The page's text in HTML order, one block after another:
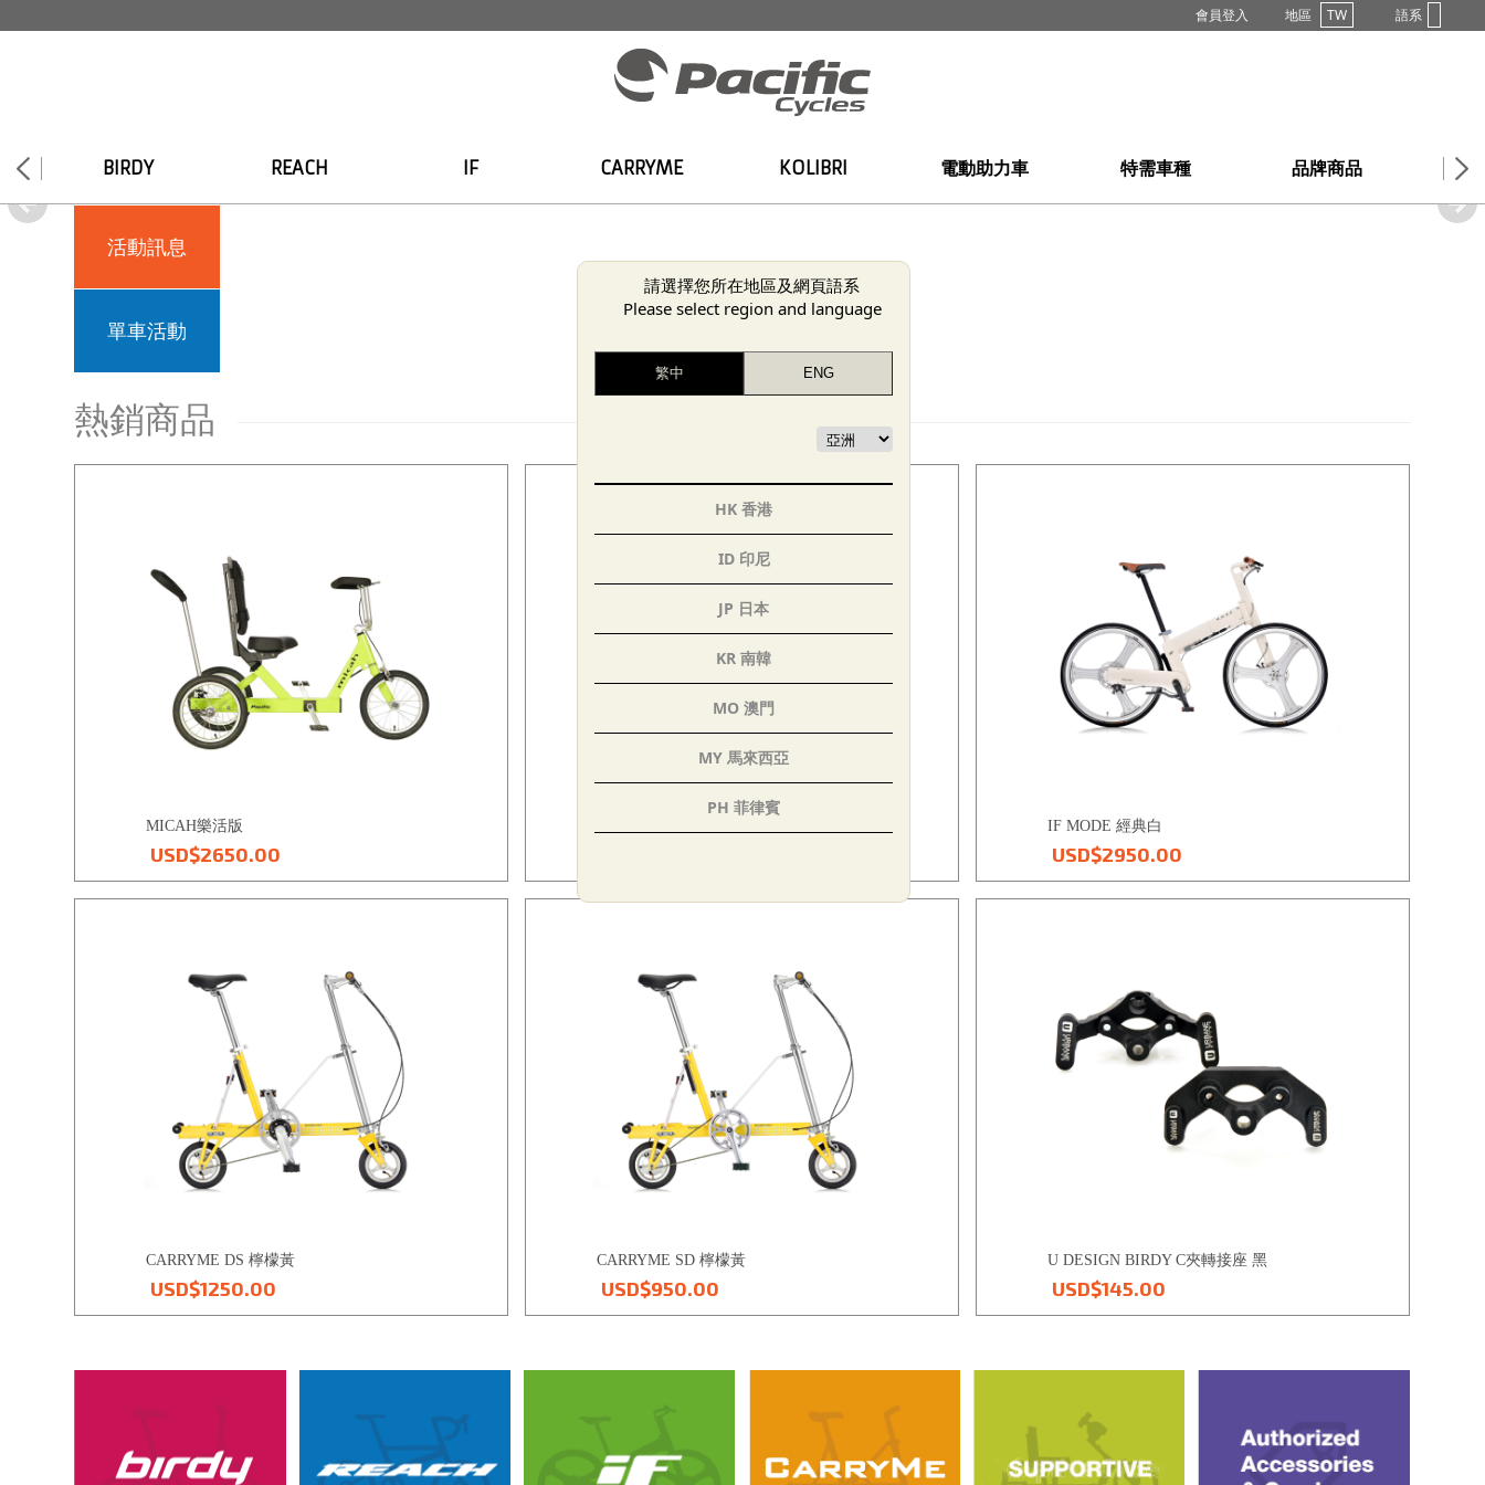
會員登入 地區 TW 語系
BIRDY REACH IF CARRYME KOLIBRI 電動助力車 特需車種 品牌商品 購
請選擇您所在地區及網頁語系
Please select region and language
HK 香港
ID 印尼
JP 日本
KR 南韓
MO 澳門
MY 馬來西亞
PH 菲律賓
TH 泰國
TR 土耳其
VN 越南
TW 台灣
CY 塞普勒斯
活動訊息
單車活動
熱銷商品
MICAH樂活版
USD$2650.00
IF MODE 經典白
USD$2950.00
CARRYME DS 檸檬黃
USD$1250.00
CARRYME SD 檸檬黃
USD$950.00
U DESIGN BIRDY C夾轉接座 黑
USD$145.00